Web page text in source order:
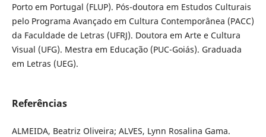
Porto em Portugal (FLUP). Pós-doutora em Estudos Culturais
pelo Programa Avançado em Cultura Contemporânea (PACC)
da Faculdade de Letras (UFRJ). Doutora em Arte e Cultura
Visual (UFG). Mestra em Educação (PUC-Goiás). Graduada
em Letras (UEG).
Referências
ALMEIDA, Beatriz Oliveira; ALVES, Lynn Rosalina Gama.